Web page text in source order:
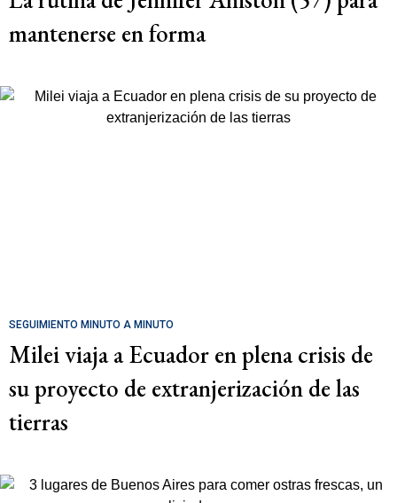
mantenerse en forma
SEGUIMIENTO MINUTO A MINUTO
Milei viaja a Ecuador en plena crisis de
su proyecto de extranjerización de las
tierras